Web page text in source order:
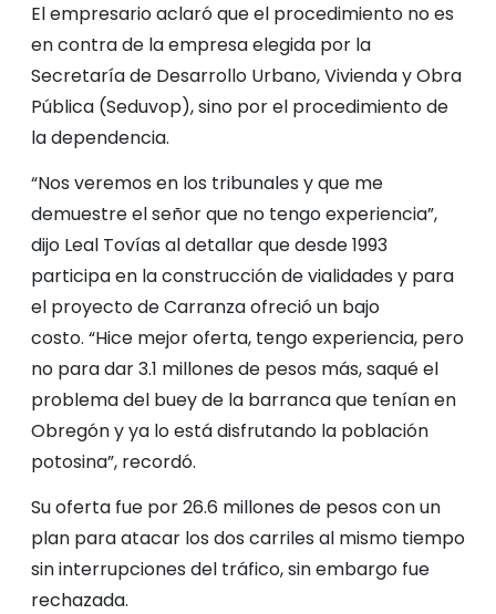
El empresario aclaró que el procedimiento no es
en contra de la empresa elegida por la
Secretaría de Desarrollo Urbano, Vivienda y Obra
Pública (Seduvop), sino por el procedimiento de
la dependencia.
“Nos veremos en los tribunales y que me
demuestre el señor que no tengo experiencia”,
dijo Leal Tovías al detallar que desde 1993
participa en la construcción de vialidades y para
el proyecto de Carranza ofreció un bajo
costo. “Hice mejor oferta, tengo experiencia, pero
no para dar 3.1 millones de pesos más, saqué el
problema del buey de la barranca que tenían en
Obregón y ya lo está disfrutando la población
potosina”, recordó.
Su oferta fue por 26.6 millones de pesos con un
plan para atacar los dos carriles al mismo tiempo
sin interrupciones del tráfico, sin embargo fue
rechazada.